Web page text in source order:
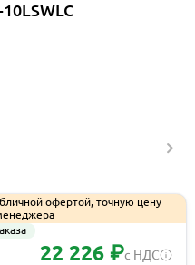
офертой, точную цену
22 226 ₽с НДС